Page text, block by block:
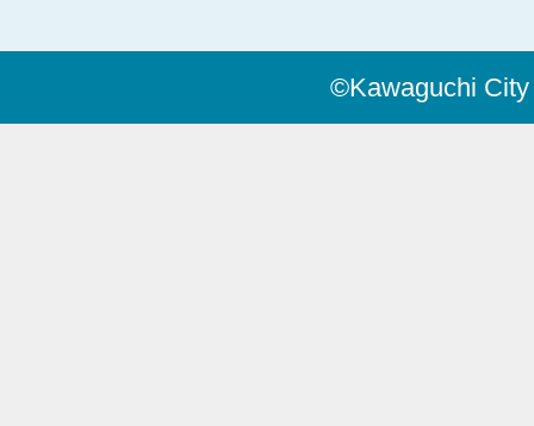
©Kawaguchi City